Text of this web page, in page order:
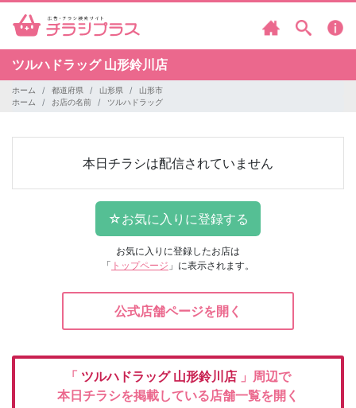
ツルハドラッグ 山形鈴川店
ホーム 都道府県 山形県
山形市
ホーム
お店の名前 ツルハドラッグ
本日チラシは配信されていません
お気に入りに登録したお店は
「 トップページ 」に表示されます。
公式店舗ページを開く
「 ツルハドラッグ 山形鈴川店 」周辺で
本日チラシを掲載している店舗一覧を開く